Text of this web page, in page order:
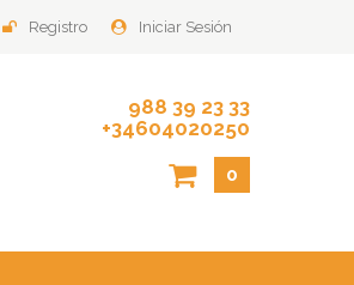
Iniciar Sesión
Registro
988 39 23 33
+34604020250
0